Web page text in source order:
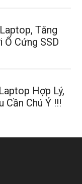
Tăng
Cứng SSD
Hợp Lý,
Cần Chú Ý !!!